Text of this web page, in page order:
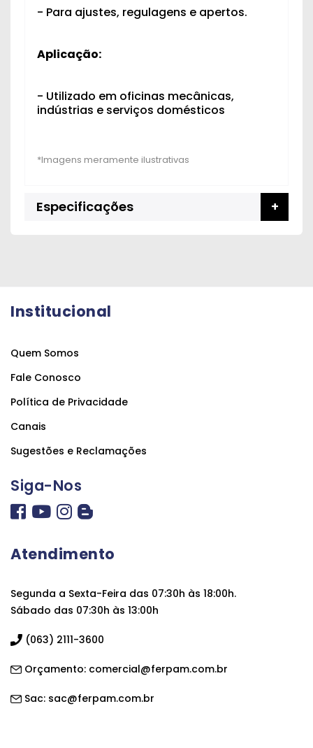
- Para ajustes, regulagens e apertos.
Aplicação:
- Utilizado em oficinas mecânicas,
indústrias e serviços domésticos
Especificações
Institucional
Quem Somos
Fale Conosco
Política de Privacidade
Canais
Sugestões e Reclamações
Siga-Nos
Atendimento
Segunda a Sexta-Feira das 07:30h às 18:00h.
Sábado das 07:30h às 13:00h
(063) 2111-3600
Orçamento: comercial@ferpam.com.br
Sac: sac@ferpam.com.br